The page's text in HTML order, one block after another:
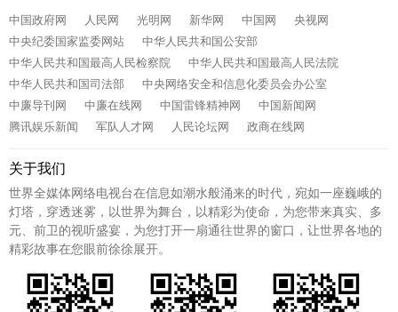
中国政府网 人民网 光明网 新华网 中国网
央视网
中央纪委国家监委网站
中华人民共和国公安部
中华人民共和国最高人民检察院
中华人民共和国最高人民法院
中华人民共和国司法部
中央网络安全和信息化委员会办公室
中廉导刊网
中廉在线网 中国雷锋精神网
中国新闻网
腾讯娱乐新闻
军队人才网 人民论坛网 政商在线网
关于我们
世界全媒体网络电视台在信息如潮水般涌来的时代，宛如一座巍峨的
灯塔，穿透迷雾，以世界为舞台，以精彩为使命，为您带来真实、多
元、前卫的视听盛宴，为您打开一扇通往世界的窗口，让世界各地的
精彩故事在您眼前徐徐展开。